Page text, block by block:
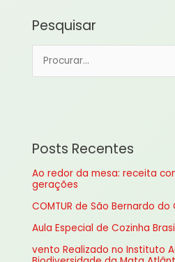
Pesquisar
i
s
p
o
Posts Recentes
Ao redor da mesa: receita
gerações
COMTUR de São Bernardo do
Aula Especial de Cozinha
vento Realizado no Instituto